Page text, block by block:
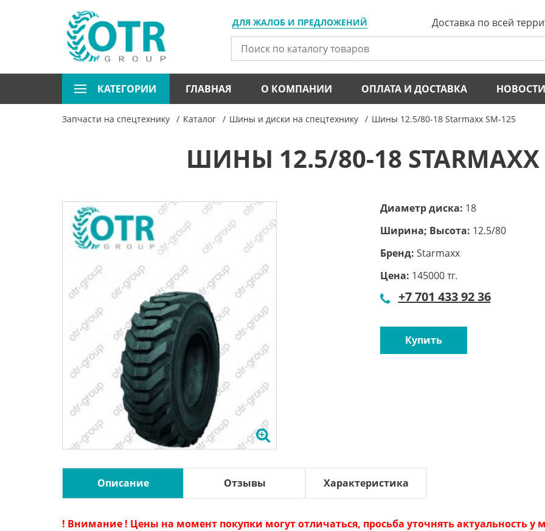
ДЛЯ ЖАЛОБ И ПРЕДЛОЖЕНИЙ Доставка по всей
КАТЕГОРИИ ГЛАВНАЯ О КОМПАНИИ ОПЛАТА И ДОСТАВКА НОВОСТИ
Запчасти на спецтехнику Каталог Шины и диски на спецтехнику Шины 12.5/80-18 Starmaxx SM-125
ШИНЫ 12.5/80-18 STARMAXX
Диаметр диска: 18
Ширина; Высота: 12.5/80
Бренд: Starmaxx
Цена: 145000 тг.
+7 701 433 92 36
Купить
Описание Отзывы Характеристика
! Внимание ! Цены на момент покупки могут отличаться, просьба уточнять актуальность